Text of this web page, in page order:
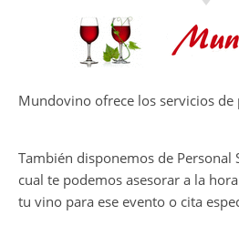
Mundovino ofrece los servicios de
También disponemos de Personal
cual te podemos asesorar a la
tu vino para ese evento o cita